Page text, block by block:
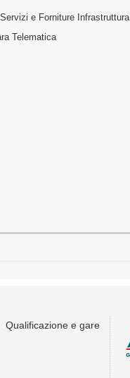
e Forniture Infrastruttura
Telematica
Qualificazione e gare